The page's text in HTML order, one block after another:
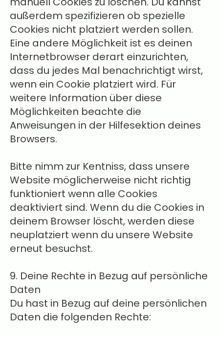
außerdem spezifizieren ob spezielle
Cookies nicht platziert werden sollen.
Eine andere Möglichkeit ist es deinen
Internetbrowser derart einzurichten,
dass du jedes Mal benachrichtigt wirst,
wenn ein Cookie platziert wird. Für
weitere Information über diese
Möglichkeiten beachte die
Anweisungen in der Hilfesektion deines
Browsers.
Bitte nimm zur Kentniss, dass unsere
Website möglicherweise nicht richtig
funktioniert wenn alle Cookies
deaktiviert sind. Wenn du die Cookies in
deinem Browser löscht, werden diese
neuplatziert wenn du unsere Website
erneut besuchst.
9. Deine Rechte in Bezug auf persönliche
Daten
Du hast in Bezug auf deine persönlichen
Daten die folgenden Rechte: